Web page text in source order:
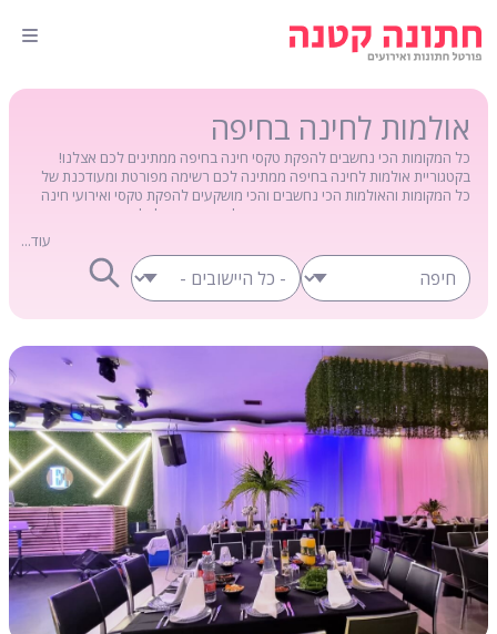
אולמות לחינה בחיפה
כל המקומות הכי נחשבים להפקת טקסי חינה בחיפה ממתינים לכם אצלנו!
בקטגוריית אולמות לחינה בחיפה ממתינה לכם רשימה מפורטת ומעודכנת של
כל המקומות והאולמות הכי נחשבים והכי מושקעים להפקת טקסי ואירועי חינה
בעיר חיפה. רשימת המקומות המורחבת שלנו מאפשרת לכל אחד ואחת מכם
האידיאלי ביותר בעבורכם להפקת האירוע. הכנסו והתרשמו...
עוד...